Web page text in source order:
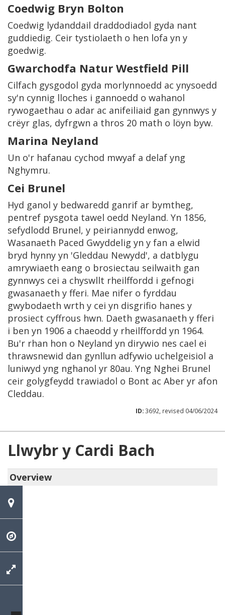
Coedwig Bryn Bolton
Coedwig lydanddail draddodiadol gyda nant
guddiedig. Ceir tystiolaeth o hen lofa yn y
goedwig.
Gwarchodfa Natur Westfield Pill
Cilfach gysgodol gyda morlynnoedd ac ynysoedd
sy'n cynnig lloches i gannoedd o wahanol
rywogaethau o adar ac anifeiliaid gan gynnwys y
crëyr glas, dyfrgwn a thros 20 math o löyn byw.
Marina Neyland
Un o'r hafanau cychod mwyaf a delaf yng
Nghymru.
Cei Brunel
Hyd ganol y bedwaredd ganrif ar bymtheg,
pentref pysgota tawel oedd Neyland. Yn 1856,
sefydlodd Brunel, y peiriannydd enwog,
Wasanaeth Paced Gwyddelig yn y fan a elwid
bryd hynny yn 'Gleddau Newydd', a datblygu
amrywiaeth eang o brosiectau seilwaith gan
gynnwys cei a chyswllt rheilffordd i gefnogi
gwasanaeth y fferi. Mae nifer o fyrddau
gwybodaeth wrth y cei yn disgrifio hanes y
prosiect cyffrous hwn. Daeth gwasanaeth y fferi
i ben yn 1906 a chaeodd y rheilffordd yn 1964.
Bu'r rhan hon o Neyland yn dirywio nes cael ei
thrawsnewid dan gynllun adfywio uchelgeisiol a
luniwyd yng nghanol yr 80au. Yng Nghei Brunel
ceir golygfeydd trawiadol o Bont ac Aber yr afon
Cleddau.
ID:3692, revised 04/06/2024
Llwybr y Cardi Bach
Overview